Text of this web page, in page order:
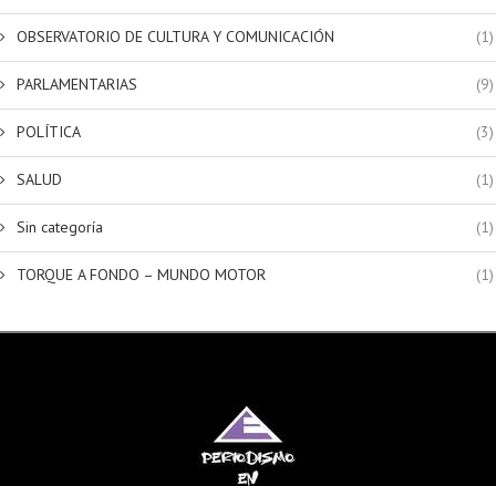
OBSERVATORIO DE CULTURA Y COMUNICACIÓN (1)
PARLAMENTARIAS (9)
POLÍTICA (3)
SALUD (1)
Sin categoría (1)
TORQUE A FONDO – MUNDO MOTOR (1)